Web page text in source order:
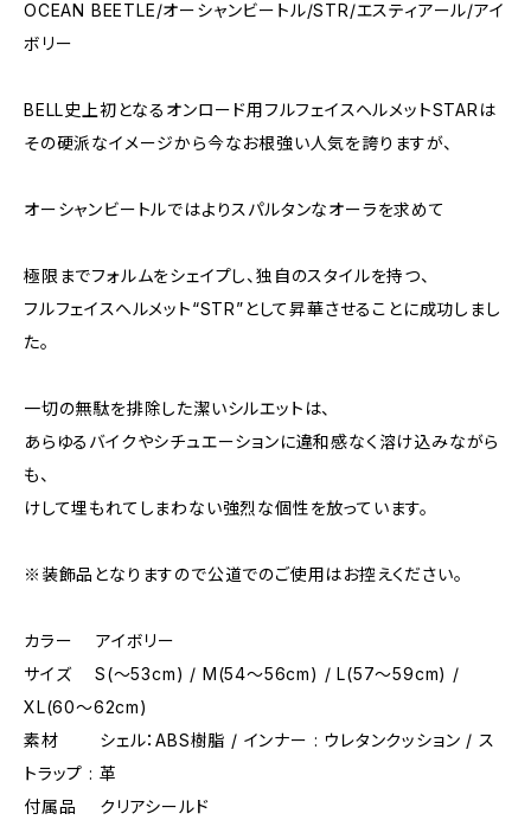
OCEAN BEETLE/オーシャンビートル/STR/エスティアール/アイ
ボリー
BELL史上初となるオンロード用フルフェイスヘルメットSTARは
その硬派なイメージから今なお根強い人気を誇りますが、
オーシャンビートルではよりスパルタンなオーラを求めて
極限までフォルムをシェイプし、独自のスタイルを持つ、
フルフェイスヘルメット“STR”として昇華させることに成功しまし
た。
一切の無駄を排除した潔いシルエットは、
あらゆるバイクやシチュエーションに違和感なく溶け込みながら
も、
けして埋もれてしまわない強烈な個性を放っています。
※装飾品となりますので公道でのご使用はお控えください。
カラー アイボリー
サイズ S(〜53cm) / M(54〜56cm) / L(57〜59cm) /
XL(60〜62cm)
素材 シェル：ABS樹脂 / インナー : ウレタンクッション / ス
トラップ : 革
付属品 クリアシールド